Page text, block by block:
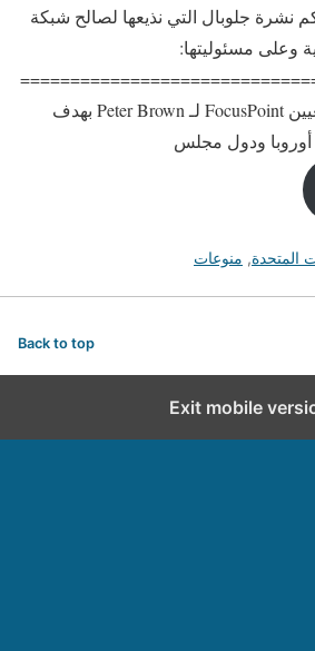
نشرة جلوبال التي نذيعها لصالح شبكة
وعلى مسئوليتها:
=============== تعيين FocusPoint لـ Peter Brown بهدف
أوروبا ودول مجلس
المتحدة, منوعات
Back to top
Exit mobile